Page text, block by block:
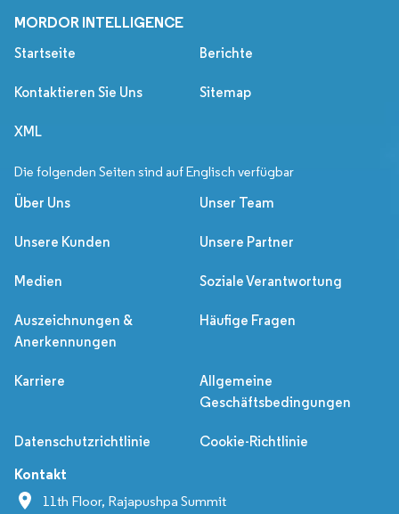
MORDOR INTELLIGENCE
Startseite Berichte
Kontaktieren Sie Uns Sitemap
XML
Die folgenden Seiten sind auf Englisch verfügbar
Über Uns Unser Team
Unsere Kunden Unsere Partner
Medien Soziale Verantwortung
Auszeichnungen &
Anerkennungen
Häufige Fragen
Karriere
Allgemeine
Geschäftsbedingungen
Datenschutzrichtlinie Cookie-Richtlinie
Kontakt
11th Floor, Rajapushpa Summit